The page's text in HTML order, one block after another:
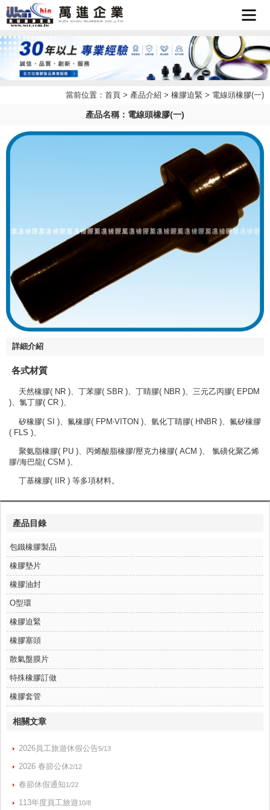
首頁
企業簡
介
最新消
息
產品介
紹
檔案下
聯絡我
LINE
當前位置： 首頁 > 產品介紹 > 橡膠迫緊 > 電線頭橡膠(一)
產品名稱：電線頭橡膠(一)
詳細介紹
各式材質
天然橡膠( NR )、丁苯膠( SBR )、丁睛膠( NBR )、三元乙丙膠( EPDM
)、氯丁膠( CR )、
矽橡膠( SI )、氟橡膠( FPM‧VITON )、氫化丁睛膠( HNBR )、氟矽橡膠
( FLS )、
聚氨脂橡膠( PU )、丙烯酸脂橡膠/壓克力橡膠( ACM )、 氯磺化聚乙烯
膠/海巴龍( CSM )、
丁基橡膠( IIR ) 等多項材料。
產品目錄
包鐵橡膠製品
橡膠墊片
橡膠油封
O型環
橡膠迫緊
橡膠塞頭
散氣盤膜片
特殊橡膠訂做
橡膠套管
相關文章
2026員工旅遊休假公告5/13
2026 春節公休2/12
春節休假通知1/22
113年度員工旅遊10/8